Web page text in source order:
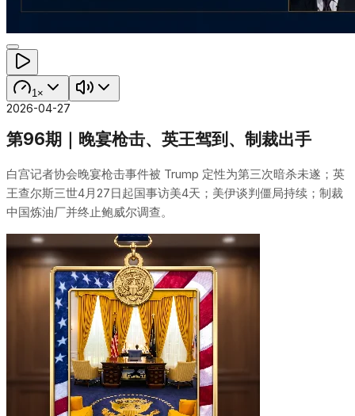
1×
2026-04-27
第96期｜晚宴枪击、英王驾到、制裁出手
白宫记者协会晚宴枪击事件被 Trump 定性为第三次暗杀未遂；英
王查尔斯三世4月27日起国事访美4天；美伊谈判僵局持续；制裁
中国炼油厂并终止鲍威尔调查。